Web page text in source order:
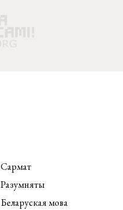
Сармат
Разумняты
Беларуская мова